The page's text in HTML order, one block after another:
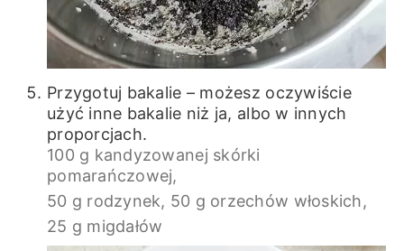
Przygotuj bakalie – możesz oczywiście
użyć inne bakalie niż ja, albo w innych
proporcjach.
100 g kandyzowanej skórki
pomarańczowej,
50 g rodzynek, 50 g orzechów włoskich,
25 g migdałów